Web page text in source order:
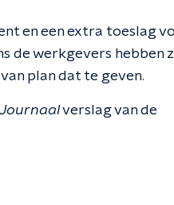
en een extra toeslag
de werkgevers hebben
plan dat te geven.
Journaalverslag van de